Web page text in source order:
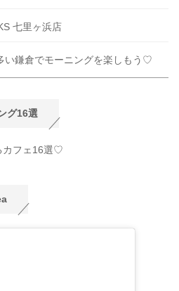
七里ヶ浜店
い鎌倉でモーニングを楽しもう♡
グ16選
カフェ16選♡